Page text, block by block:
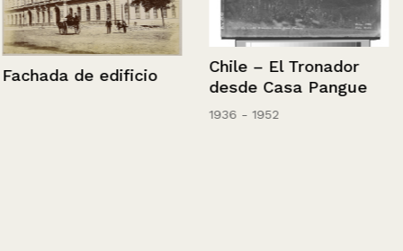
Fachada de edificio
Chile – El Tronador
desde Casa Pangue
1936 - 1952